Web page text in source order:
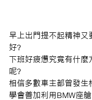
早上出門提不起精神又
好?
下班好疲憊究竟有什麼
呢?
相信多數車主都曾發生
學會善加利用BMW座艙